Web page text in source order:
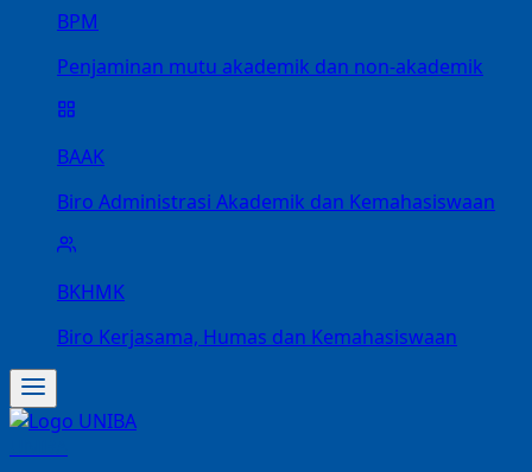
BPM
Penjaminan mutu akademik dan non-akademik
BAAK
Biro Administrasi Akademik dan Kemahasiswaan
BKHMK
Biro Kerjasama, Humas dan Kemahasiswaan